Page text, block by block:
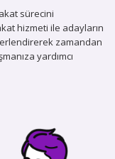
sürecini
hizmeti ile adayların
zamandan
yardımcı